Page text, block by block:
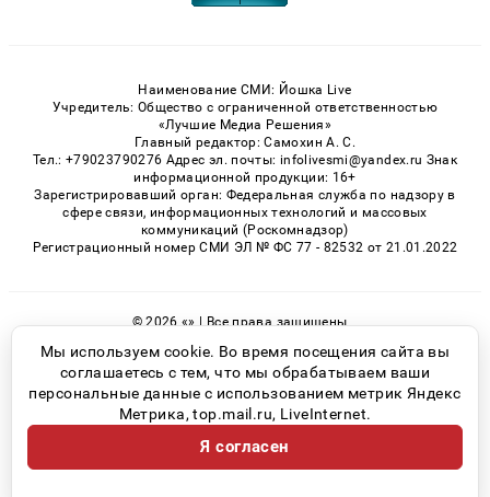
Наименование СМИ: Йошка Live
Учредитель: Общество с ограниченной ответственностью
«Лучшие Медиа Решения»
Главный редактор: Самохин А. С.
Тел.: +79023790276 Адрес эл. почты: infolivesmi@yandex.ru Знак
информационной продукции: 16+
Зарегистрировавший орган: Федеральная служба по надзору в
сфере связи, информационных технологий и массовых
коммуникаций (Роскомнадзор)
Регистрационный номер СМИ ЭЛ № ФС 77 - 82532 от 21.01.2022
© 2026 «» | Все права защищены
Возрастная категория сайта 16+
Политика конфиденциальности
Мы используем cookie. Во время посещения сайта вы
соглашаетесь с тем, что мы обрабатываем ваши
персональные данные с использованием метрик Яндекс
Метрика, top.mail.ru, LiveInternet.
Я согласен